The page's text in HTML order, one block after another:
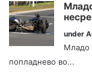
under
Младо
попладнево во...